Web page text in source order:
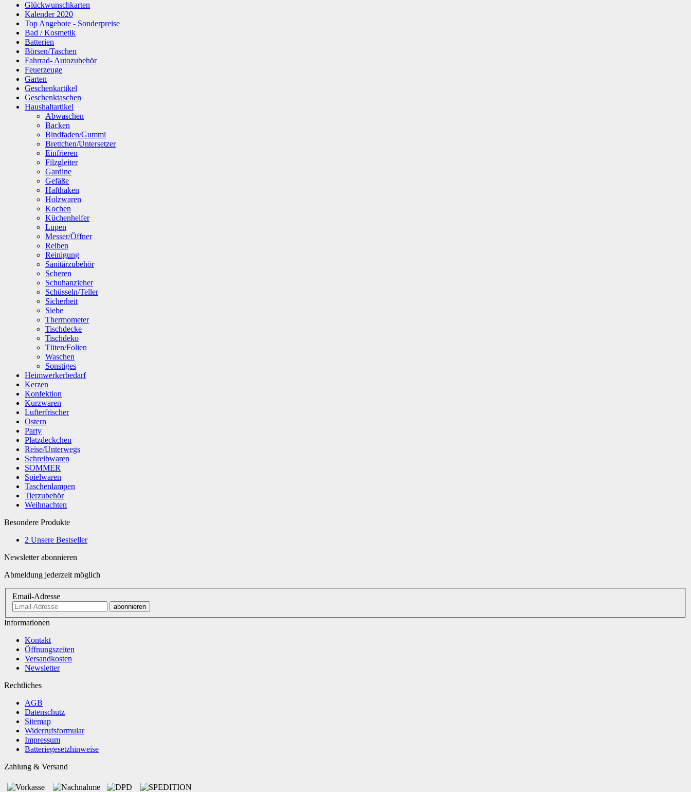
Glückwunschkarten
Kalender 2020
Top Angebote - Sonderpreise
Bad / Kosmetik
Batterien
Börsen/Taschen
Fahrrad- Autozubehör
Feuerzeuge
Garten
Geschenkartikel
Geschenktaschen
Haushaltartikel
Abwaschen
Backen
Bindfaden/Gummi
Brettchen/Untersetzer
Einfrieren
Filzgleiter
Gardine
Gefäße
Hafthaken
Holzwaren
Kochen
Küchenhelfer
Lupen
Messer/Öffner
Reiben
Reinigung
Sanitärzubehör
Scheren
Schuhanzieher
Schüsseln/Teller
Sicherheit
Siebe
Thermometer
Tischdecke
Tischdeko
Tüten/Folien
Waschen
Sonstiges
Heimwerkerbedarf
Kerzen
Konfektion
Kurzwaren
Lufterfrischer
Ostern
Party
Platzdeckchen
Reise/Unterwegs
Schreibwaren
SOMMER
Spielwaren
Taschenlampen
Tierzubehör
Weihnachten
Besondere Produkte
2 Unsere Bestseller
Newsletter abonnieren
Abmeldung jederzeit möglich
Email-Adresse
abonnieren
Informationen
Kontakt
Öffnungszeiten
Versandkosten
Newsletter
Rechtliches
AGB
Datenschutz
Sitemap
Widerrufsformular
Impressum
Batteriegesetzhinweise
Zahlung & Versand